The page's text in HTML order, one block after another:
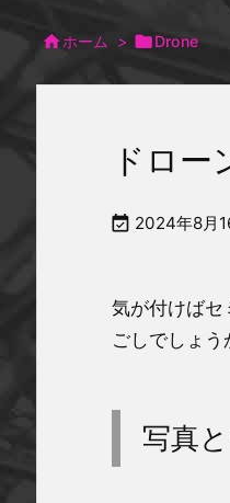
ホーム > Drone
ドロー
 2024年8月
気が付けばセ
ごしでしょう
写真